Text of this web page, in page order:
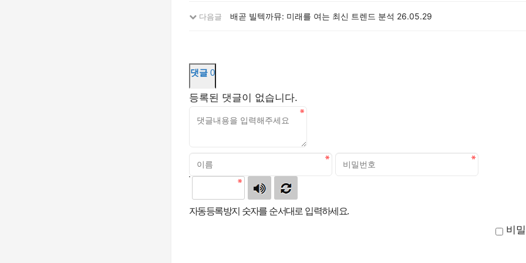
다음글 배곧 빌텍까뮤: 미래를 여는 최신 트렌드 분석 26.05.29
댓글 0
등록된 댓글이 없습니다.
자동등록방지 숫자를 순서대로 입력하세요.
비